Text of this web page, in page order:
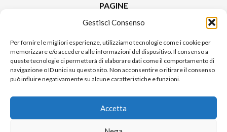
Gestisci Consenso
Per fornire le migliori esperienze, utilizziamo tecnologie come i cookie per
memorizzare e/o accedere alle informazioni del dispositivo. Il consenso a
queste tecnologie ci permetterà di elaborare dati come il comportamento di
navigazione o ID unici su questo sito. Non acconsentire o ritirare il consenso
può influire negativamente su alcune caratteristiche e funzioni.
Accetta
PAGINE
Redazione
Contatti
Pubblicità
Sitemap
RUBRICHE
Urban Video